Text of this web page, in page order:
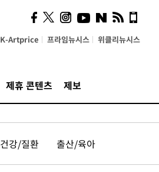
K-Artprice 프라임뉴시스 위클리뉴시스
제휴 콘텐츠 제보
건강/질환 출산/육아